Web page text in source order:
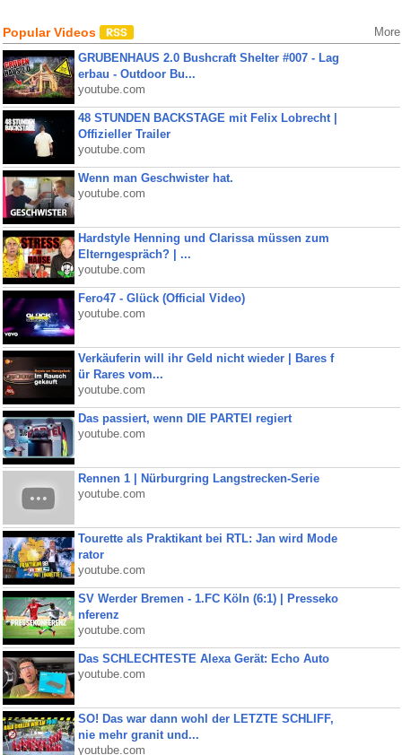
Popular Videos More
GRUBENHAUS 2.0 Bushcraft Shelter #007 - Lag
erbau - Outdoor Bu...
youtube.com
48 STUNDEN BACKSTAGE mit Felix Lobrecht |
Offizieller Trailer
youtube.com
Wenn man Geschwister hat.
youtube.com
Hardstyle Henning und Clarissa müssen zum
Elterngespräch? | ...
youtube.com
Fero47 - Glück (Official Video)
youtube.com
Verkäuferin will ihr Geld nicht wieder | Bares f
ür Rares vom...
youtube.com
Das passiert, wenn DIE PARTEI regiert
youtube.com
Rennen 1 | Nürburgring Langstrecken-Serie
youtube.com
Tourette als Praktikant bei RTL: Jan wird Mode
rator
youtube.com
SV Werder Bremen - 1.FC Köln (6:1) | Presseko
nferenz
youtube.com
Das SCHLECHTESTE Alexa Gerät: Echo Auto
youtube.com
SO! Das war dann wohl der LETZTE SCHLIFF,
nie mehr granit und...
youtube.com